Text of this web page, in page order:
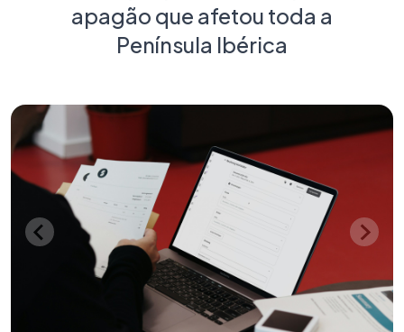
apagão que afetou toda a
Península Ibérica